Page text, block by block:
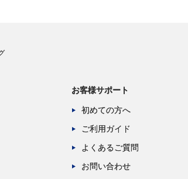
お客様サポート
初めての方へ
ご利用ガイド
よくあるご質問
お問い合わせ